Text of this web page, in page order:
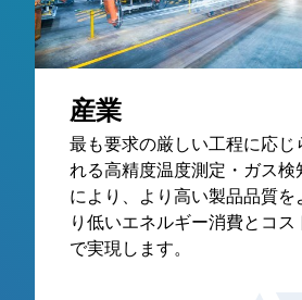
産業
最も要求の厳しい工程に応じ
れる高精度温度測定・ガス検
により、より高い製品品質を
り低いエネルギー消費とコス
で実現します。